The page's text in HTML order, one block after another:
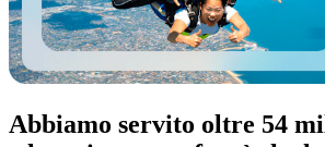
Abbiamo servito oltre 54